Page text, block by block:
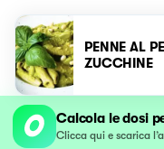
PENNE AL
ZUCCHINE
Calcola le dosi
Clicca qui e scarica